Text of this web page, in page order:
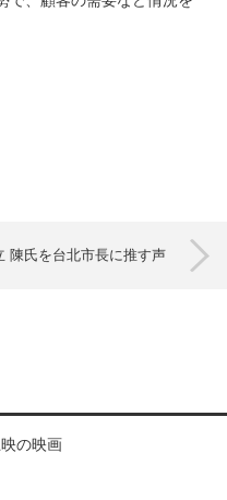
陳氏を台北市長に推す声
映の映画